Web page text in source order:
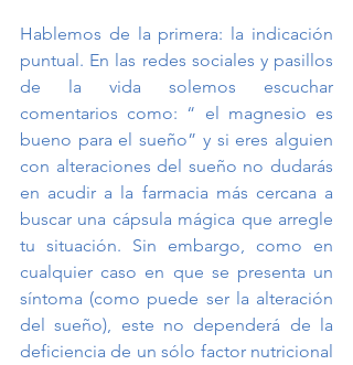
Hablemos de la primera: la indicación
puntual. En las redes sociales y pasillos
de la vida solemos escuchar
comentarios como: “ el magnesio es
bueno para el sueño” y si eres alguien
con alteraciones del sueño no dudarás
en acudir a la farmacia más cercana a
buscar una cápsula mágica que arregle
tu situación. Sin embargo, como en
cualquier caso en que se presenta un
síntoma (como puede ser la alteración
del sueño), este no dependerá de la
deficiencia de un sólo factor nutricional